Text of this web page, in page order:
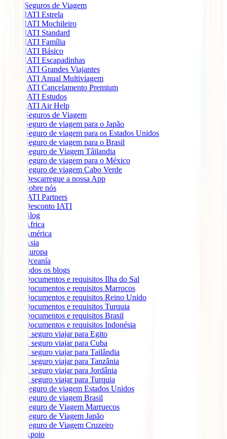
Seguros de Viagem
IATI Estrela
IATI Mochileiro
IATI Standard
IATI Família
IATI Básico
IATI Escapadinhas
IATI Grandes Viajantes
IATI Anual Multiviagem
IATI Cancelamento Premium
IATI Estudos
IATI Air Help
Seguros de Viagem
Seguro de viagem para o Japão
Seguro de viagem para os Estados Unidos
Seguro de viagem para o Brasil
Seguro de Viagem Tâilandia
Seguro de viagem para o México
Seguro de viagem Cabo Verde
Descarregue a nossa App
Sobre nós
IATI Partners
Desconto IATI
Blog
África
América
Ásia
Europa
Oceanía
todos os blogs
Documentos e requisitos Ilha do Sal
Documentos e requisitos Marrocos
Documentos e requisitos Reino Unido
Documentos e requisitos Turquia
Documentos e requisitos Brasil
Documentos e requisitos Indonésia
É seguro viajar para Egito
É seguro viajar para Cuba
É seguro viajar para Tailândia
É seguro viajar para Tanzânia
É seguro viajar para Jordânia
É seguro viajar para Turquia
Seguro de viagem Estados Unidos
Seguro de viagem Brasil
Seguro de Viagem Marruecos
Seguro de Viagem Japão
Seguro de Viagem Cruzeiro
Apoio